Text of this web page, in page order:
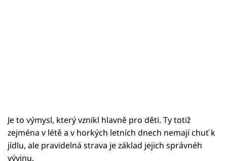
Je to výmysl, který vznikl hlavně pro děti. Ty totiž
zejména v létě a v horkých letních dnech nemají chuť k
jídlu, ale pravidelná strava je základ jejich správnéh
vývinu.